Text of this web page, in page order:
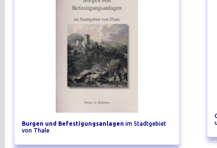
Burgen und Befestigungsanlagen im Stadtgebiet
von Thale